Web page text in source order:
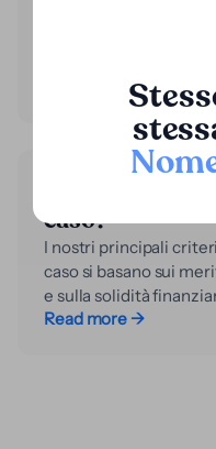
Read more →
caso?
I nostri principali
caso si basano sui
e sulla solidità
Read more →